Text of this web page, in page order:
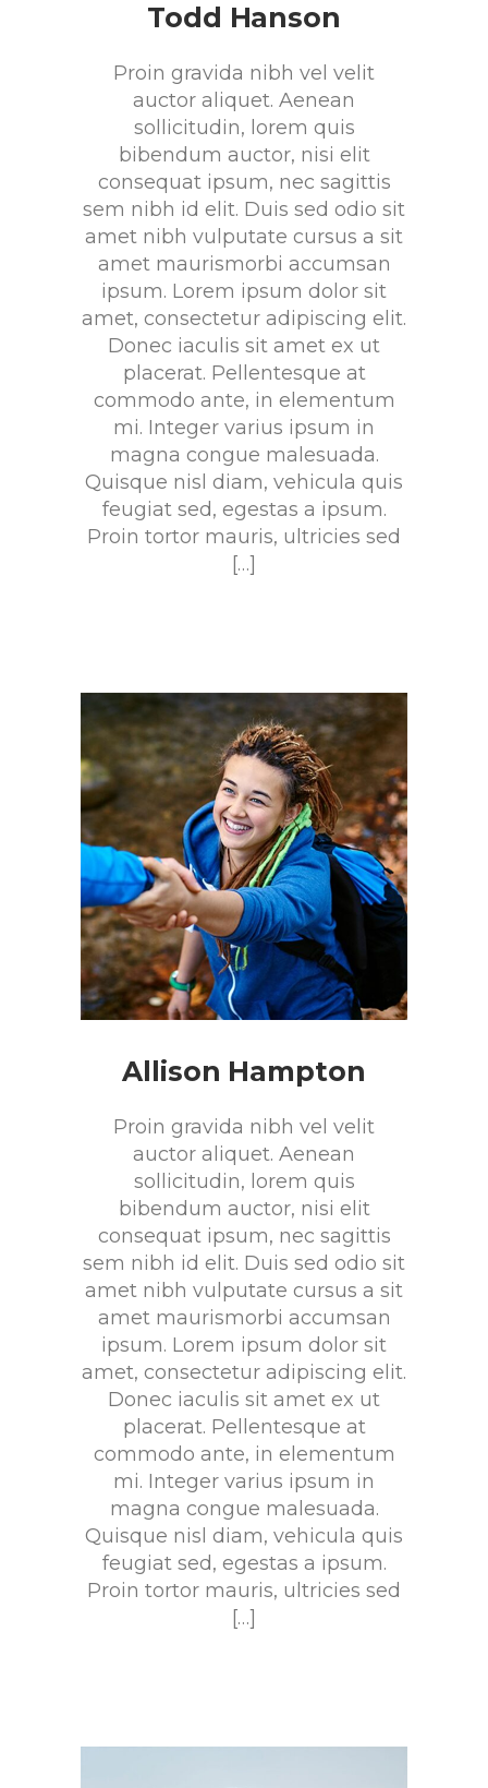
Todd Hanson
Proin gravida nibh vel velit
auctor aliquet. Aenean
sollicitudin, lorem quis
bibendum auctor, nisi elit
consequat ipsum, nec sagittis
sem nibh id elit. Duis sed odio sit
amet nibh vulputate cursus a sit
amet maurismorbi accumsan
ipsum. Lorem ipsum dolor sit
amet, consectetur adipiscing elit.
Donec iaculis sit amet ex ut
placerat. Pellentesque at
commodo ante, in elementum
mi. Integer varius ipsum in
magna congue malesuada.
Quisque nisl diam, vehicula quis
feugiat sed, egestas a ipsum.
Proin tortor mauris, ultricies sed
[…]
Allison Hampton
Proin gravida nibh vel velit
auctor aliquet. Aenean
sollicitudin, lorem quis
bibendum auctor, nisi elit
consequat ipsum, nec sagittis
sem nibh id elit. Duis sed odio sit
amet nibh vulputate cursus a sit
amet maurismorbi accumsan
ipsum. Lorem ipsum dolor sit
amet, consectetur adipiscing elit.
Donec iaculis sit amet ex ut
placerat. Pellentesque at
commodo ante, in elementum
mi. Integer varius ipsum in
magna congue malesuada.
Quisque nisl diam, vehicula quis
feugiat sed, egestas a ipsum.
Proin tortor mauris, ultricies sed
[…]